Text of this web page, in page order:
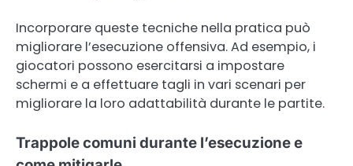
Incorporare queste tecniche nella pratica può
migliorare l’esecuzione offensiva. Ad esempio, i
giocatori possono esercitarsi a impostare
schermi e a effettuare tagli in vari scenari per
migliorare la loro adattabilità durante le partite.
Trappole comuni durante l’esecuzione e